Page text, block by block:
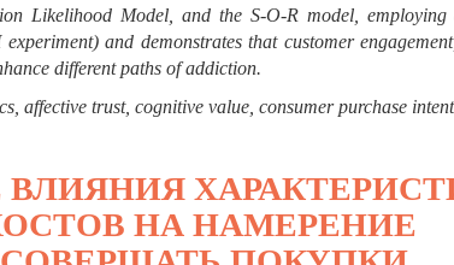
Likelihood Model, and the S-O-R model, employing
and demonstrates that customer
different paths of addiction.
affective trust, cognitive value, consumer purchase
НА НАМЕРЕНИЕ